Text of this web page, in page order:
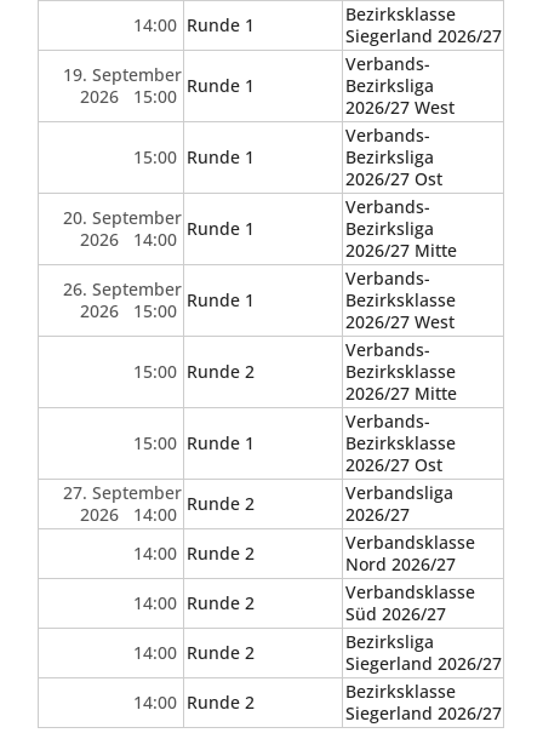
14:00 Runde 1
Bezirksklasse
Siegerland 2026/27
19. September
2026 15:00 Runde 1
Verbands-
Bezirksliga
2026/27 West
15:00 Runde 1
Verbands-
Bezirksliga
2026/27 Ost
20. September
2026 14:00 Runde 1
Verbands-
Bezirksliga
2026/27 Mitte
26. September
2026 15:00 Runde 1
Verbands-
Bezirksklasse
2026/27 West
15:00 Runde 2
Verbands-
Bezirksklasse
2026/27 Mitte
15:00 Runde 1
Verbands-
Bezirksklasse
2026/27 Ost
27. September
2026 14:00 Runde 2
Verbandsliga
2026/27
14:00 Runde 2
Verbandsklasse
Nord 2026/27
14:00 Runde 2
Verbandsklasse
Süd 2026/27
14:00 Runde 2
Bezirksliga
Siegerland 2026/27
14:00 Runde 2
Bezirksklasse
Siegerland 2026/27